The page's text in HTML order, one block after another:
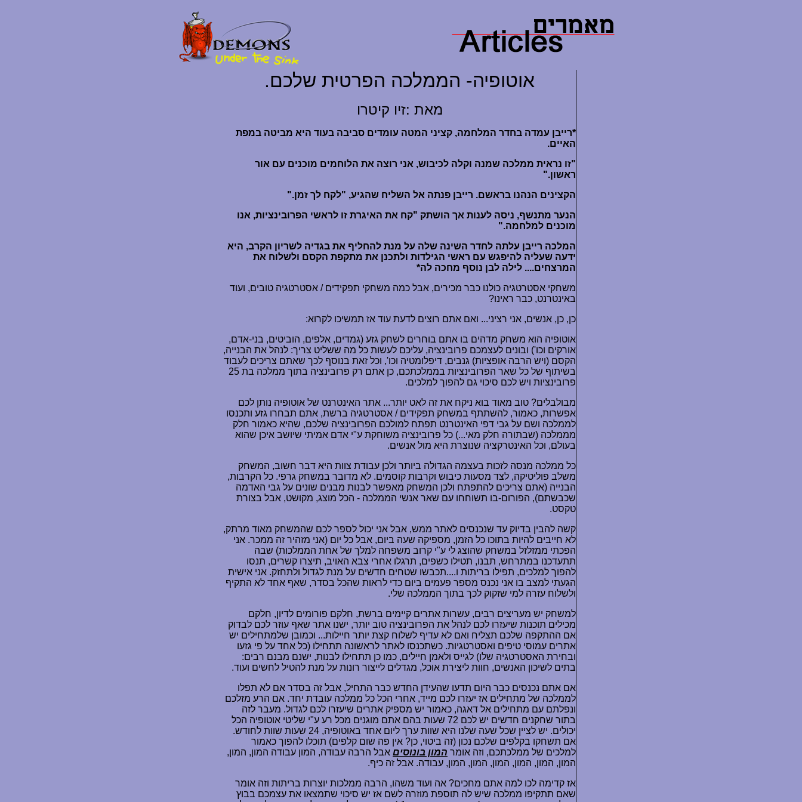
אוטופיה- הממלכה הפרטית שלכם.
מאת :זיו קיטרו
*רייבן עמדה בחדר המלחמה, קציני המטה עומדים סביבה בעוד היא מביטה במפת
האיים.
"זו נראית ממלכה שמנה וקלה לכיבוש, אני רוצה את הלוחמים מוכנים עם אור
ראשון."
הקצינים הנהנו בראשם. רייבן פנתה אל השליח שהגיע, "לקח לך זמן."
הנער מתנשף, ניסה לענות אך הושתק "קח את האיגרת זו לראשי הפרובינציות, אנו
מוכנים למלחמה."
המלכה רייבן עלתה לחדר השינה שלה על מנת להחליף את בגדיה לשריון הקרב, היא
ידעה שעליה להיפגש עם ראשי הגילדות ולתכנן את מתקפת הקסם ולשלוח את
המרצחים.... לילה לבן נוסף מחכה לה*
משחקי אסטרטגיה כולנו כבר מכירים, אבל כמה משחקי תפקידים / אסטרטגיה טובים, ועוד
באינטרנט, כבר ראינו?
כן, כן, אנשים, אני רציני... ואם אתם רוצים לדעת עוד אז תמשיכו לקרוא:
אוטופיה הוא משחק מדהים בו אתם בוחרים לשחק גזע (גמדים, אלפים, הוביטים, בני-אדם,
אורקים וכו') ובונים לעצמכם פרובינציה, עליכם לעשות כל מה ששליט צריך: לנהל את הבנייה,
הקסם (ויש הרבה אופציות) גנבים, דיפלומטיה וכו', וכל זאת בנוסף לכך שאתם צריכים לעבוד
בשיתוף של כל שאר הפרובינציות בממלכתכם, כן אתם רק פרובינציה בתוך ממלכה בת 25
פרובינציות ויש לכם סיכוי גם להפוך למלכים.
מבולבלים? טוב מאוד בוא ניקח את זה לאט יותר... אתר האינטרנט של אוטופיה נותן לכם
אפשרות, כאמור, להשתתף במשחק תפקידים / אסטרטגיה ברשת, אתם תבחרו גזע ותכנסו
לממלכה ושם על גבי דפי האינטרנט תפתח למולכם הפרובינציה שלכם, שהיא כאמור חלק
מממלכה (שבתורה חלק מאי...) כל פרובינציה משוחקת ע"י אדם אמיתי שיושב איכן שהוא
בעולם, וכל האינטרקציה שנוצרת היא מול אנשים.
כל ממלכה מנסה לזכות בעצמה הגדולה ביותר ולכן עבודת צוות היא דבר חשוב, המשחק
משלב פוליטיקה, לצד מסעות כיבוש וקרבות קוסמים. לא מדובר במשחק גרפי. כל הקרבות,
הבנייה (אתם צריכים להתפתח ולכן המשחק מאפשר לבנות מבנים שונים על גבי האדמה
שכבשתם), הפורום-בו תשוחחו עם שאר אנשי הממלכה - הכל מוצג, מקושט, אבל בצורת
טקסט.
קשה להבין בדיוק עד שנכנסים לאתר ממש, אבל אני יכול לספר לכם שהמשחק מאוד מרתק,
לא חייבים להיות בתוכו כל הזמן, מספיקה שעה ביום, אבל כל יום (אני מזהיר זה ממכר. אני
הפכתי ממזלזל במשחק שהוצג לי ע"י קרוב משפחה למלך של אחת הממלכות) שבה
תתעדכנו במתרחש, תבנו, תטילו כשפים, תרגלו אחרי צבא האויב, תיצרו קשרים, תנסו
להפוך למלכים, תפילו בריתות ו....תכבשו שטחים חדשים על מנת לגדול ולתחזק. אני אישית
הגעתי למצב בו אני נכנס מספר פעמים ביום כדי לראות שהכל בסדר, שאף אחד לא התקיף
ולשלוח עזרה למי שזקוק לכך בתוך הממלכה שלי.
למשחק יש מעריצים רבים, עשרות אתרים קיימים ברשת, חלקם פורומים לדיון, חלקם
מכילים תוכנות שיעזרו לכם לנהל את הפרובינציה טוב יותר, ישנו אתר שאף עוזר לכם לבדוק
אם ההתקפה שלכם תצליח ואם לא עדיף לשלוח קצת יותר חיילות... וכמובן שלמתחילים יש
אתרים עמוסי טיפים ואסטרטגיות. כשתכנסו לאתר לראשונה תתחילו (כל אחד על פי גזעו
ובחירת האסטרטגיה שלו) לגייס ולאמן חיילים, כמו כן תתחילו לבנות, ישנם מבנם רבים:
בתים לשיכון האנשים, חוות ליצירת אוכל, מגדלים לייצור רונות על מנת להטיל לחשים ועוד.
אם אתם נכנסים כבר היום תדעו שהעידן החדש כבר התחיל, אבל זה בסדר אם לא תפלו
לממלכה של מתחילים אז יעזרו לכם מייד, אחרי הכל כל ממלכה עובדת יחד. אם הרע מזלכם
ונפלתם עם מתחילים אל דאגה, כאמור יש מספיק אתרים שיעזרו לכם לגדול. מעבר לזה
בתור שחקנים חדשים יש לכם 72 שעות בהם אתם מוגנים מכל רע ע"י שליטי אוטופיה הכל
יכולים. יש לציין שכל שעה שלנו היא שוות ערך ליום אחד באוטופיה, 24 שעות שוות לחודש.
אם תשחקו בקלפים שלכם נכון (זה ביטוי, כן? אין פה שום קלפים) תוכלו להפוך כאמור
למלכים של ממלכתכם, וזה אומר המון בונוסים אבל הרבה עבודה, המון עבודה המון, המון,
המון, המון, המון, המון, המון, המון, עבודה. אבל זה כיף.
אז קדימה לכו למה אתם מחכים? אה ועוד משהו, הרבה ממלכות יוצרות בריתות וזה אומר
שאם תתקיפו ממלכה שיש לה תוספת מוזרה לשם אז יש סיכוי שתמצאו את עצמכם בבוץ